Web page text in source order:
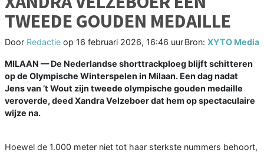
TWEEDE GOUDEN MEDAILLE
Door Redactie op 16 februari 2026, 16:46 uurBron: XYTO Media
MILAAN —De Nederlandse shorttrackploeg blijft schitteren
op de Olympische Winterspelen in Milaan. Een dag nadat
Jens van ’t Wout zijn tweede olympische gouden medaille
veroverde, deed Xandra Velzeboer dat hem op spectaculaire
wijze na.
Hoewel de 1.000 meter niet tot haar sterkste nummers behoort,